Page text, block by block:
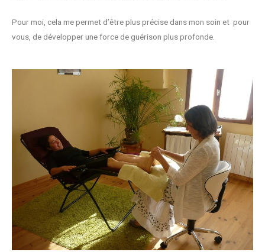
Pour moi, cela me permet d’être plus précise dans mon soin et pour
vous, de développer une force de guérison plus profonde.